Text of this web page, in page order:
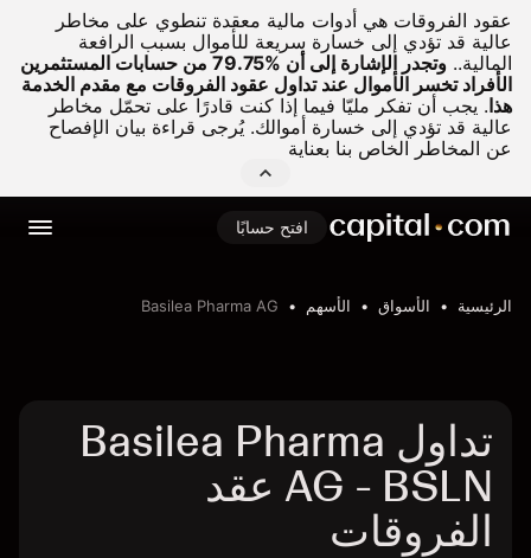
عقود الفروقات هي أدوات مالية معقدة تنطوي على مخاطر
عالية قد تؤدي إلى خسارة سريعة للأموال بسبب الرافعة
المالية..
وتجدر الإشارة إلى أن %79.75 من حسابات المستثمرين
الأفراد تخسر الأموال عند تداول عقود الفروقات مع مقدم الخدمة
هذا. يجب أن تفكر مليّا فيما إذا كنت قادرًا على تحمّل مخاطر
عالية قد تؤدي إلى خسارة أموالك. يُرجى قراءة بيان الإفصاح
عن المخاطر الخاص بنا بعناية
افتح حسابًا
الرئيسية الأسواق الأسهم Basilea Pharma AG
تداول Basilea Pharma
AG - BSLN عقد
الفروقات